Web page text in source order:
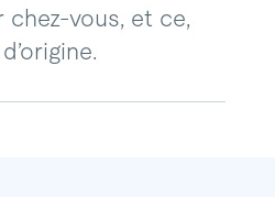
vous, et ce,